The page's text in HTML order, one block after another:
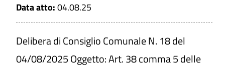
Data atto:04.08.25
Delibera di Consiglio Comunale N. 18 del
04/08/2025 Oggetto: Art. 38 comma 5 delle